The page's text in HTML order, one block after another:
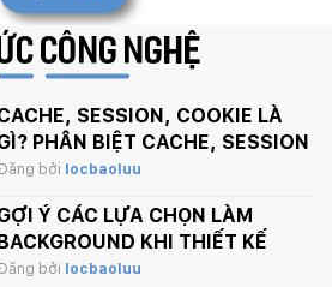
CÔNG NGHỆ
SESSION, COOKIE LÀ
PHÂN BIỆT CACHE, SESSION
COOKIE
bởi locbaoluu
Ý CÁC LỰA CHỌN LÀM
KHI THIẾT KẾ
bởi locbaoluu